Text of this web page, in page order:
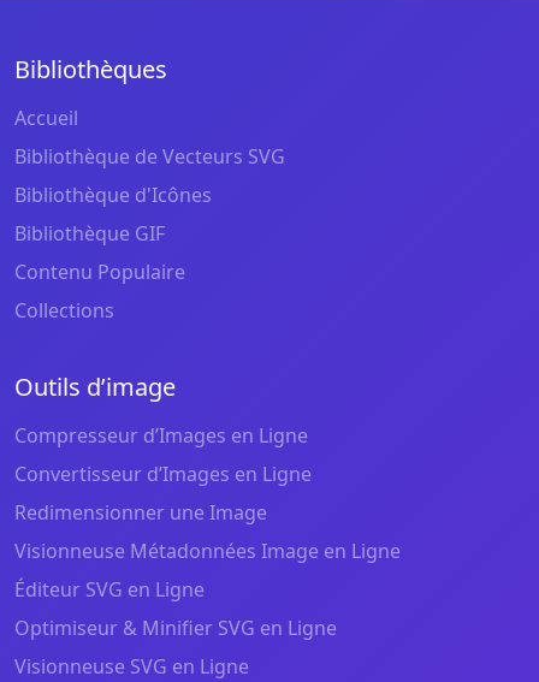
Bibliothèques
Accueil
Bibliothèque de Vecteurs SVG
Bibliothèque d'Icônes
Bibliothèque GIF
Contenu Populaire
Collections
Outils d’image
Compresseur d’Images en Ligne
Convertisseur d’Images en Ligne
Redimensionner une Image
Visionneuse Métadonnées Image en Ligne
Éditeur SVG en Ligne
Optimiseur & Minifier SVG en Ligne
Visionneuse SVG en Ligne